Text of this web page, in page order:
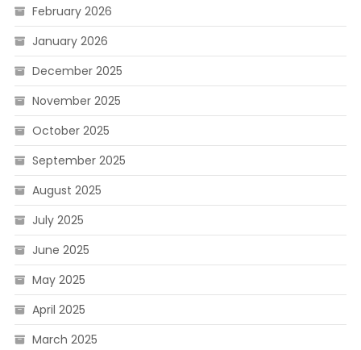
February 2026
January 2026
December 2025
November 2025
October 2025
September 2025
August 2025
July 2025
June 2025
May 2025
April 2025
March 2025